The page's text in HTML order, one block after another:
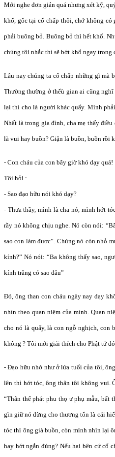
Mới nghe đơn giản quá nhưng xét kỹ,
khổ, gốc tại cố chấp thôi, chớ không có
phải buông bỏ. Buông bỏ thì hết khổ.
chúng tôi nhắc thì sẽ bớt khổ ngay trong
Lâu nay chúng ta cố chấp những gì mà
Thường thường ở thếù gian ai cũng
lại thì cho là người khác quấy. Mình
Nhất là trong gia đình, cha mẹ thấy
là vui hay buồn? Giận là buồn, buồn rồi
- Con cháu của con bây giờ khó dạy quá!
Tôi hỏi :
- Sao đạo hữu nói khó dạy?
- Thưa thầy, mình là cha nó, mình hớt
rầy nó không chịu nghe. Nó còn nói:
sao con làm được”. Chúng nó còn nhỏ
kính?” Nó nói: “Ba không thấy sao,
kính trắng có sao đâu”
Đó, ông than con cháu ngày nay dạy
nhìn theo quan niệm của mình. Quan
cho nó là quấy, là con ngỗ nghịch,
không ? Tôi mới giải thích cho Phật tử
- Đạo hữu nhớ như ở lứa tuổi của tôi,
lên thì hớt tóc, ông thân tôi không vui.
“Thân thể phát phu thọ ư phụ mẫu, bất
gìn giữ nó đừng cho thương tổn là cái
tóc thì ông già buồn, còn mình nhìn lại
hay hớt ngắn đúng? Nếu hai bên cứ cố